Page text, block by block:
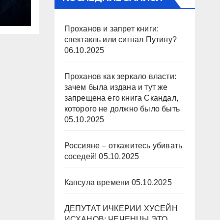
Проханов и запрет книги:
спектакль или сигнал Путину?
06.10.2025
Проханов как зеркало власти:
зачем была издана и тут же
запрещена его книга Скандал,
которого не должно было быть
05.10.2025
Россияне – откажитесь убивать
соседей! 05.10.2025
Капсула времени 05.10.2025
ДЕПУТАТ ИЧКЕРИИ ХУСЕЙН